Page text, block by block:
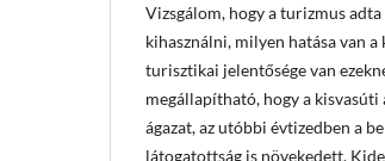
Vizsgálom, hogy a turizmus
kihasználni, milyen hatása van
turisztikai jelentősége van
megállapítható, hogy a
ágazat, az utóbbi évtizedben a
látogatottság is növekedett.